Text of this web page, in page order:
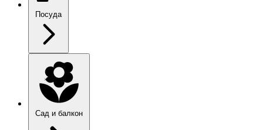
Посуда
Сад и балкон